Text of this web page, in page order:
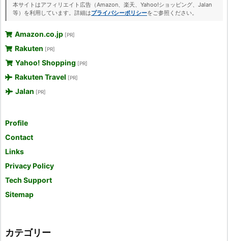
本サイトはアフィリエイト広告（Amazon、楽天、Yahoo!ショッピング、Jalan
等）を利用しています。詳細はプライバシーポリシーをご参照ください。
Amazon.co.jp [PR]
Rakuten [PR]
Yahoo! Shopping [PR]
Rakuten Travel [PR]
Jalan [PR]
Profile
Contact
Links
Privacy Policy
Tech Support
Sitemap
カテゴリー